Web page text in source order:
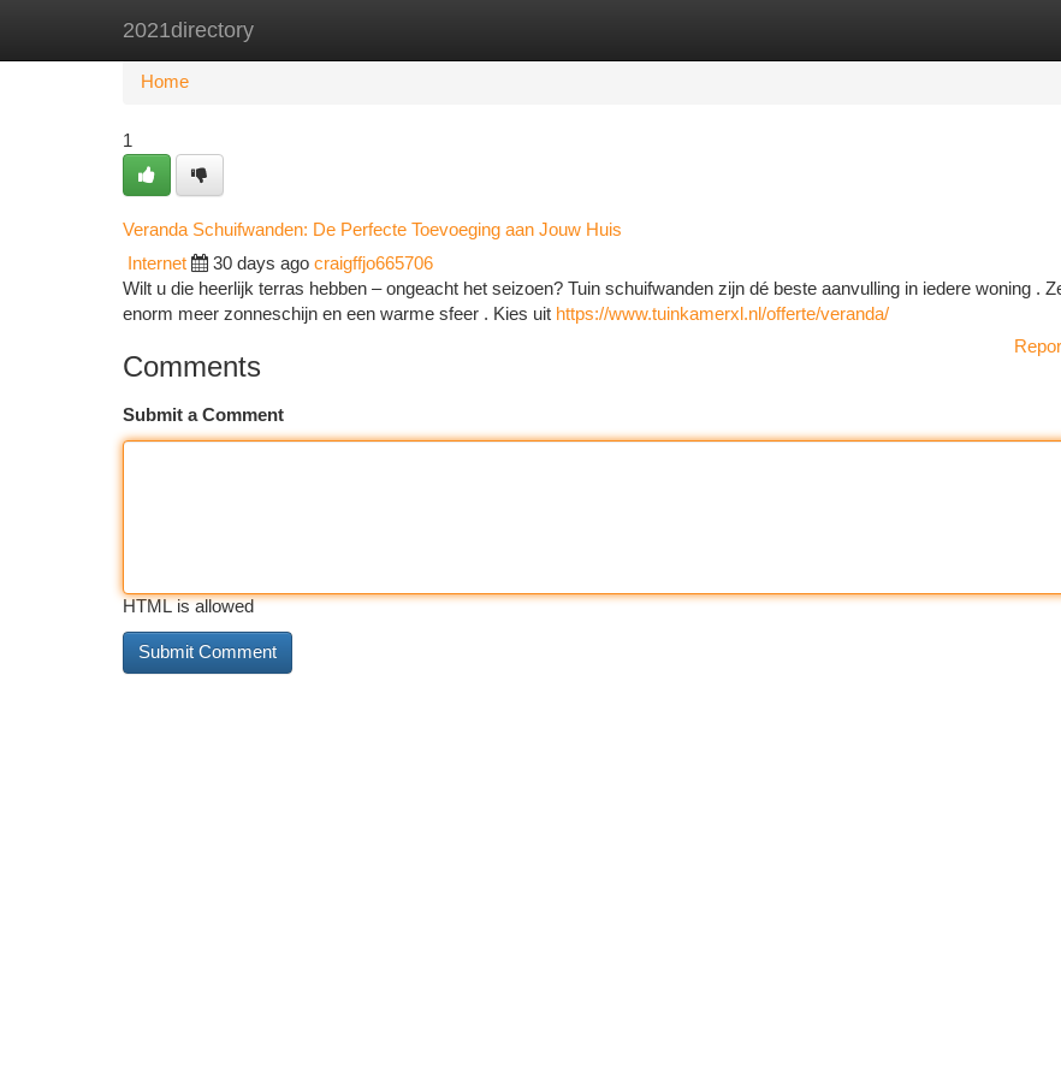
2021directory
Home New Site Listings
Home
1
Veranda Schuifwanden: De Perfecte Toevoeging aan Jouw Huis
Internet 30 days ago craigffjo665706
Wilt u die heerlijk terras hebben – ongeacht het seizoen? Tuin schuifwanden zijn dé beste aanvulling in iedere woning .
enorm meer zonneschijn en een warme sfeer . Kies uit https://www.tuinkamerxl.nl/offerte/veranda/
Comments
Submit a Comment
HTML is allowed